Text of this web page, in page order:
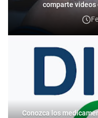
comparte
Conozca los